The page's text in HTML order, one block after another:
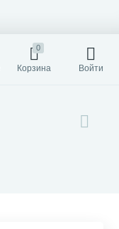
0
Корзина Войти